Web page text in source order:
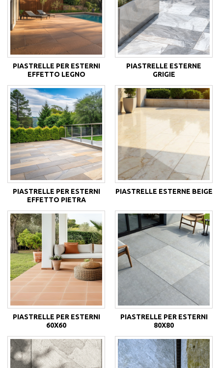
PIASTRELLE PER ESTERNI
EFFETTO LEGNO
PIASTRELLE ESTERNE
GRIGIE
PIASTRELLE PER ESTERNI
EFFETTO PIETRA
PIASTRELLE ESTERNE BEIGE
PIASTRELLE PER ESTERNI
60X60
PIASTRELLE PER ESTERNI
80X80